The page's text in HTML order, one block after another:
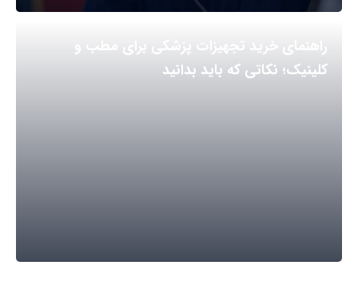
راهنمای خرید تجهیزات پزشکی برای مطب و
کلینیک؛ نکاتی که باید بدانید